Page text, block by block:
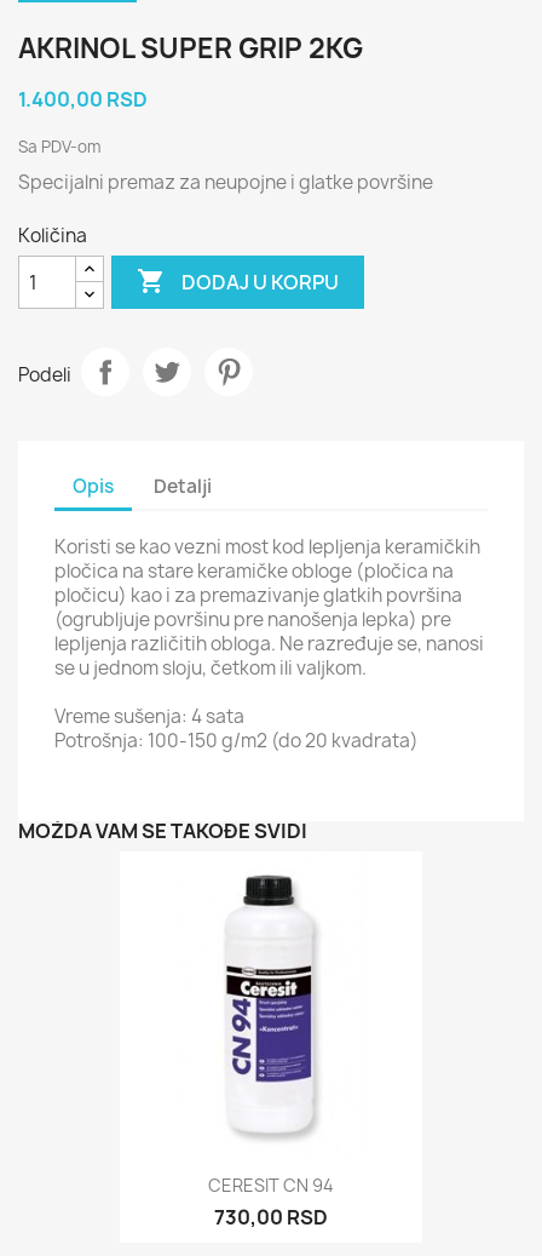
AKRINOL SUPER GRIP 2KG
1.400,00 RSD
Sa PDV-om
Specijalni premaz za neupojne i glatke površine
Količina
 DODAJ U KORPU
Podeli
Opis Detalji
Koristi se kao vezni most kod lepljenja keramičkih
pločica na stare keramičke obloge (pločica na
pločicu) kao i za premazivanje glatkih površina
(ogrubljuje površinu pre nanošenja lepka) pre
lepljenja različitih obloga. Ne razređuje se, nanosi
se u jednom sloju, četkom ili valjkom.
Vreme sušenja: 4 sata
Potrošnja: 100-150 g/m2 (do 20 kvadrata)
MOŽDA VAM SE TAKOĐE SVIDI
CERESIT CN 94
730,00 RSD